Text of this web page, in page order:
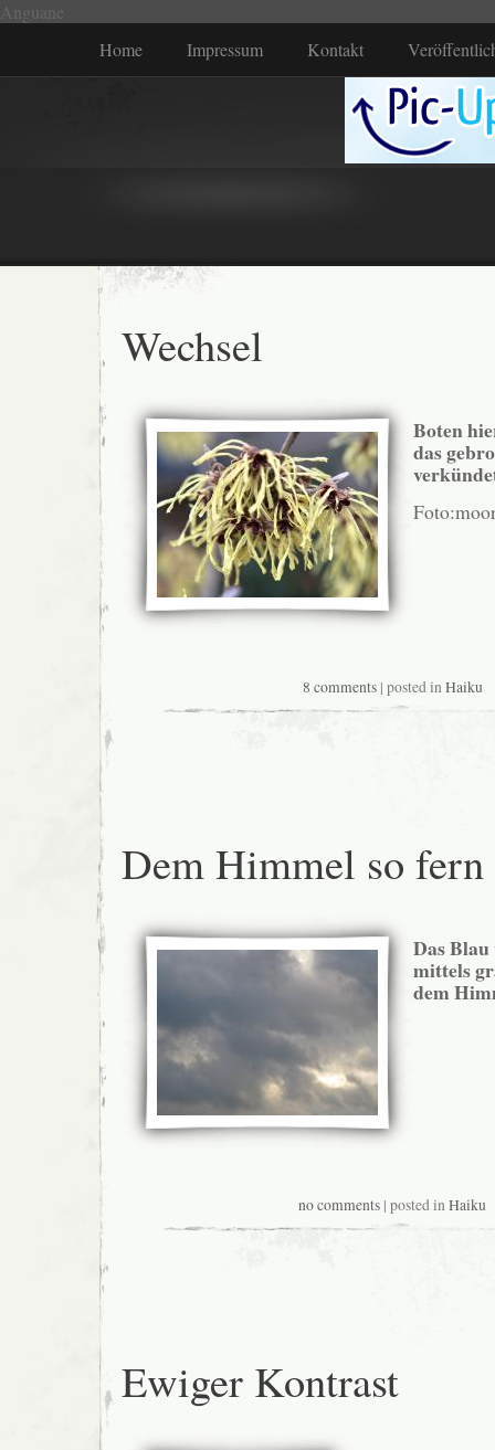
Anguane
Home
Impressum Kontakt
Wechsel
Boten
das
8 comments| posted inHaiku
Dem Himmel so fern
Das
mittels
dem
no comments | posted inHaiku
Ewiger Kontrast